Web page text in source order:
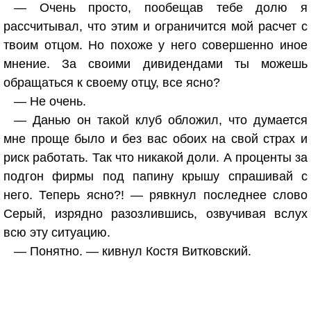
— Очень просто, пообещав тебе долю я
рассчитывал, что этим и ограничится мой расчет с
твоим отцом. Но похоже у него совершенно иное
мнение. За своими дивидендами ты можешь
обращаться к своему отцу, все ясно?
— Не очень.
— Данью он такой клуб обложил, что думается
мне проще было и без вас обоих на свой страх и
риск работать. Так что никакой доли. А проценты за
подгон фирмы под папину крышу спрашивай с
него. Теперь ясно?! — рявкнул последнее слово
Серый, изрядно разозлившись, озвучивая вслух
всю эту ситуацию.
— Понятно. — кивнул Костя Витковский.